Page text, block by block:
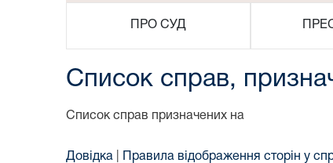
ПРО СУД
Список справ,
Список справ призначених на
Довідка Правила відображення сторін у